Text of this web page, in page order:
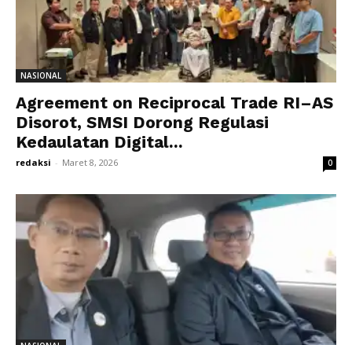
NASIONAL
Agreement on Reciprocal Trade RI–AS
Disorot, SMSI Dorong Regulasi
Kedaulatan Digital...
redaksi - Maret 8, 2026 0